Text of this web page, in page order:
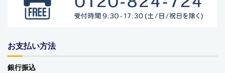
お支払い方法
銀行振込